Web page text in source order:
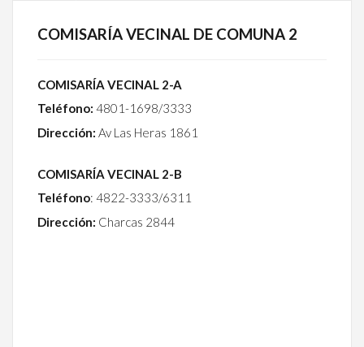
COMISARÍA VECINAL DE COMUNA 2
COMISARÍA VECINAL 2-A
Teléfono: 4801-1698/3333
Dirección: Av Las Heras 1861
COMISARÍA VECINAL 2-B
Teléfono: 4822-3333/6311
Dirección: Charcas 2844